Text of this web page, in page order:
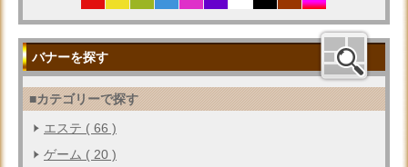
バナーを探す
■カテゴリーで探す
エステ ( 66 )
ゲーム ( 20 )